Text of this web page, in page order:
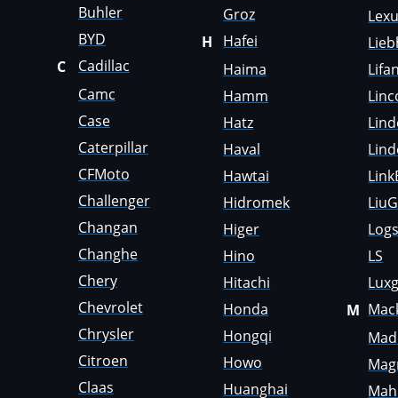
Genie
Genset
GMC
Great Wall
Grove
Groz
Hafei
Haima
Hamm
Hatz
Haval
Buhler
BYD
C
Cadillac
Camc
Case
Caterpillar
CFMoto
Challenger
Changan
Changhe
Chery
Chevrolet
Chrysler
Citroen
Claas
Groz
H
Hafei
Haima
Hamm
Hatz
Haval
Hawtai
Hidromek
Higer
Hino
Hitachi
Honda
Hongqi
Howo
Huanghai
Lifan
LS
M